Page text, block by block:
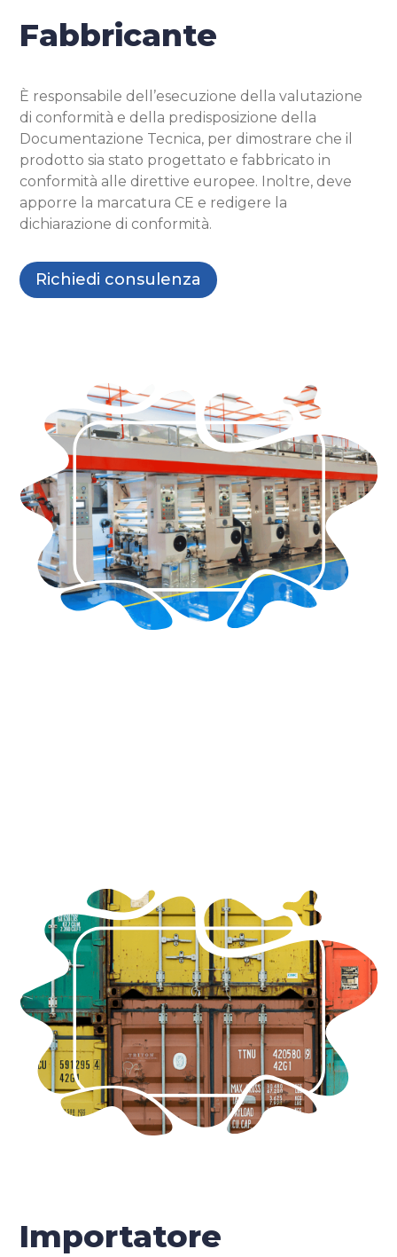
Fabbricante
È responsabile dell’esecuzione della valutazione
di conformità e della predisposizione della
Documentazione Tecnica, per dimostrare che il
prodotto sia stato progettato e fabbricato in
conformità alle direttive europee. Inoltre, deve
apporre la marcatura CE e redigere la
dichiarazione di conformità.
Richiedi consulenza
Importatore